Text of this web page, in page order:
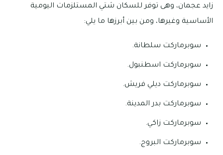
زايد عجمان، وهى توفر للسكان شتي المستلزمات اليومية
الأساسية وغيرها، ومن بين أبرزها ما يلي:
سوبرماركت سلطانة.
سوبرماركت اسطنبول.
سوبرماركت ديلي فريش.
سوبرماركت بدر المدينة.
سوبرماركت زاكي.
سوبرماركت البروج.